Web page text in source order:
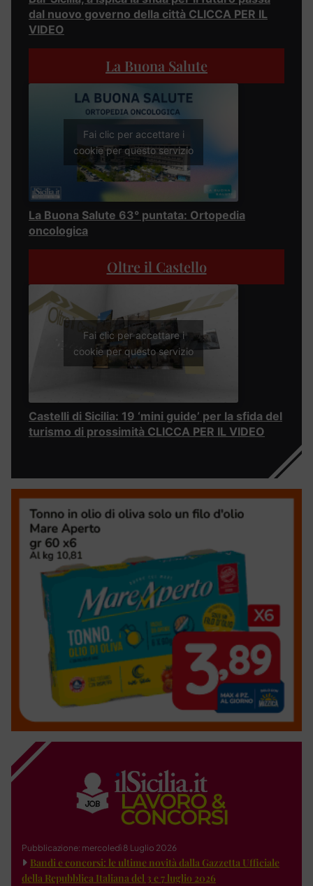
dal nuovo governo della città CLICCA PER IL
VIDEO
La Buona Salute
Fai clic per accettare i
cookie per questo servizio
La Buona Salute 63° puntata: Ortopedia
oncologica
Oltre il Castello
Fai clic per accettare i
cookie per questo servizio
Castelli di Sicilia: 19 ‘mini guide’ per la sfida del
turismo di prossimità CLICCA PER IL VIDEO
Pubblicazione: mercoledì 8 Luglio 2026
Bandi e concorsi: le ultime novità dalla Gazzetta Ufficiale
della Repubblica Italiana del 3 e 7 luglio 2026